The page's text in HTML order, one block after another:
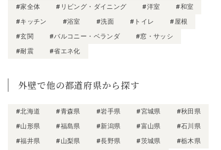
#家全体 #リビング・ダイニング #洋室
#和室
#キッチン
#浴室 #洗面 #トイレ
#屋根
#玄関
#バルコニー・ベランダ
#窓・サッシ
#耐震
#省エネ化
外壁で他の都道府県から探す
#北海道 #青森県 #岩手県 #宮城県
#秋田県
#山形県
#福島県 #新潟県 #富山県
#石川県
#福井県
#山梨県 #長野県 #茨城県
#栃木県